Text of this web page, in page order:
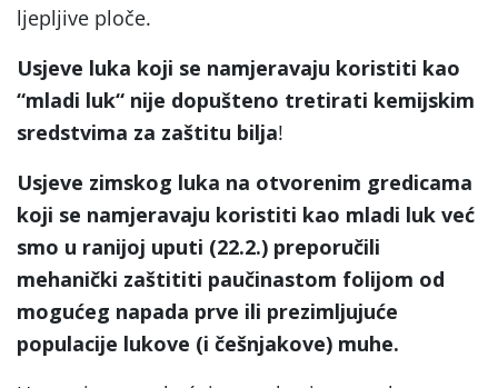
ljepljive ploče.
Usjeve luka koji se namjeravaju koristiti kao
“mladi luk“ nije dopušteno tretirati kemijskim
sredstvima za zaštitu bilja!
Usjeve zimskog luka na otvorenim gredicama
koji se namjeravaju koristiti kao mladi luk već
smo u ranijoj uputi (22.2.) preporučili
mehanički zaštititi paučinastom folijom od
mogućeg napada prve ili prezimljujuće
populacije lukove (i češnjakove) muhe.